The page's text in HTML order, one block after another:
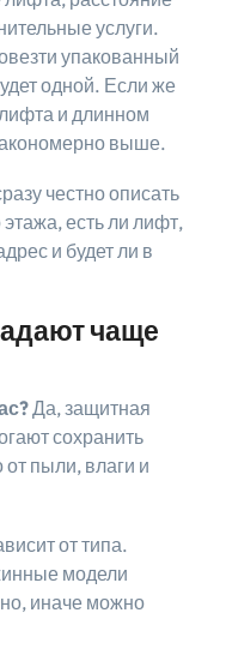
услуги.
упакованный
одной. Если же
и длинном
выше.
честно описать
этажа, есть ли лифт,
и будет ли в
чаще
Да, защитная
сохранить
пыли, влаги и
от типа.
модели
иначе можно